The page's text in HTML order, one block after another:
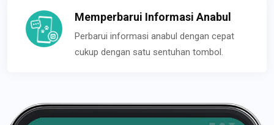
Memperbarui Informasi Anabul
Perbarui informasi anabul dengan cepat
cukup dengan satu sentuhan tombol.